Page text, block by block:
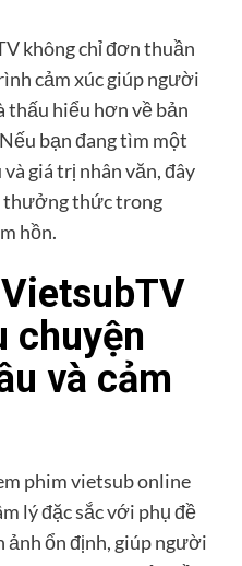
không chỉ đơn thuần
cảm xúc giúp người
thấu hiểu hơn về bản
bạn đang tìm một
giá trị nhân văn, đây
thưởng thức trong
hồn.
chuyện
và cảm
phim vietsub online
lý đặc sắc với phụ đề
ảnh ổn định, giúp người